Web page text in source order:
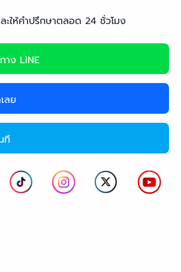
ละให้คำปรึกษาตลอด 24 ชั่วโมง
าง LINE
ลย
ที